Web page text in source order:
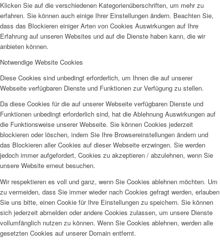
Klicken Sie auf die verschiedenen Kategorienüberschriften, um mehr zu
erfahren. Sie können auch einige Ihrer Einstellungen ändern. Beachten Sie,
dass das Blockieren einiger Arten von Cookies Auswirkungen auf Ihre
Erfahrung auf unseren Websites und auf die Dienste haben kann, die wir
anbieten können.
Notwendige Website Cookies
Diese Cookies sind unbedingt erforderlich, um Ihnen die auf unserer
Webseite verfügbaren Dienste und Funktionen zur Verfügung zu stellen.
Da diese Cookies für die auf unserer Webseite verfügbaren Dienste und
Funktionen unbedingt erforderlich sind, hat die Ablehnung Auswirkungen auf
die Funktionsweise unserer Webseite. Sie können Cookies jederzeit
blockieren oder löschen, indem Sie Ihre Browsereinstellungen ändern und
das Blockieren aller Cookies auf dieser Webseite erzwingen. Sie werden
jedoch immer aufgefordert, Cookies zu akzeptieren / abzulehnen, wenn Sie
unsere Website erneut besuchen.
Wir respektieren es voll und ganz, wenn Sie Cookies ablehnen möchten. Um
zu vermeiden, dass Sie immer wieder nach Cookies gefragt werden, erlauben
Sie uns bitte, einen Cookie für Ihre Einstellungen zu speichern. Sie können
sich jederzeit abmelden oder andere Cookies zulassen, um unsere Dienste
vollumfänglich nutzen zu können. Wenn Sie Cookies ablehnen, werden alle
gesetzten Cookies auf unserer Domain entfernt.